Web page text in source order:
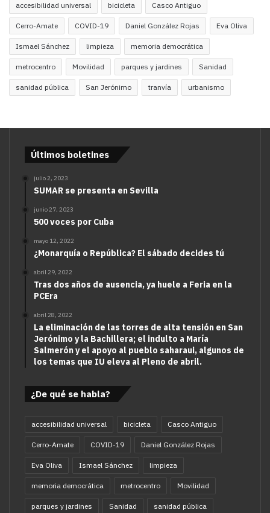
accesibilidad universal bicicleta Casco Antiguo
Cerro-Amate COVID-19 Daniel González Rojas Eva Oliva
Ismael Sánchez limpieza memoria democrática
metrocentro Movilidad parques y jardines Sanidad
sanidad pública San Jerónimo tranvía urbanismo
Últimos boletines
julio 2, 2023
SUMAR se presenta en Sevilla
junio 27, 2023
500 voces por Cuba
mayo 12, 2022
¿Monarquía o República? El sábado decides tú
abril 29, 2022
Tras dos años de ausencia, ya huele a Feria en la
PCEra
abril 28, 2022
La eliminación de las torres de alta tensión en San
Jerónimo y la Bachillera; el indulto a María
Salmerón y el apoyo al pueblo saharaui, algunos de
los temas que IU eleva al Pleno de abril.
¿De qué se habla?
accesibilidad universal bicicleta Casco Antiguo
Cerro-Amate COVID-19 Daniel González Rojas
Eva Oliva Ismael Sánchez limpieza
memoria democrática metrocentro Movilidad
parques y jardines Sanidad sanidad pública